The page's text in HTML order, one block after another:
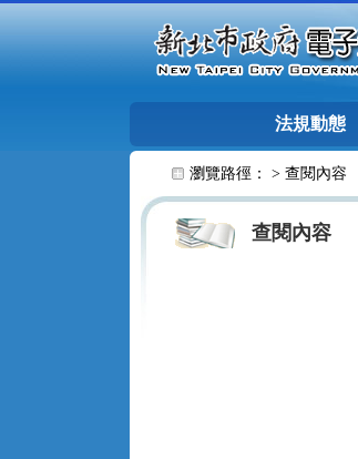
法規動態
瀏覽路徑： > 查閱內容
查閱內容